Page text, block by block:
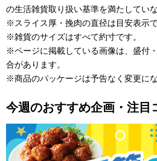
の生活雑貨取り扱い基準を満たしてい
※スライス厚・挽肉の直径は目安表示で
※雑貨のサイズはすべて約寸です。
※ページに掲載している画像は、盛付
合があります。
今週のおすすめ企画・注目